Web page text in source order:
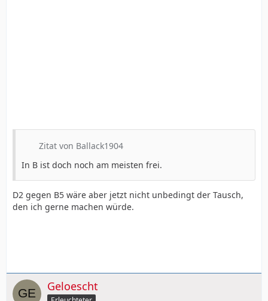
Zitat von Ballack1904
In B ist doch noch am meisten frei.
D2 gegen B5 wäre aber jetzt nicht unbedingt der Tausch,
den ich gerne machen würde.
Geloescht